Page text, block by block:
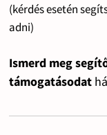
(kérdés esetén
adni)
Ismerd meg
támogatásodat